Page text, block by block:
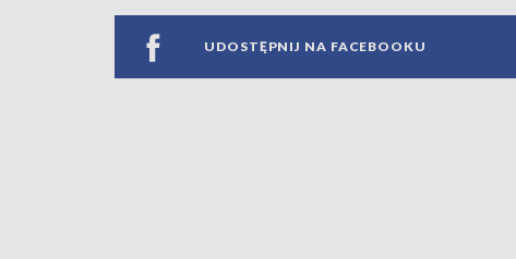
UDOSTĘPNIJ NA FACEBOOKU